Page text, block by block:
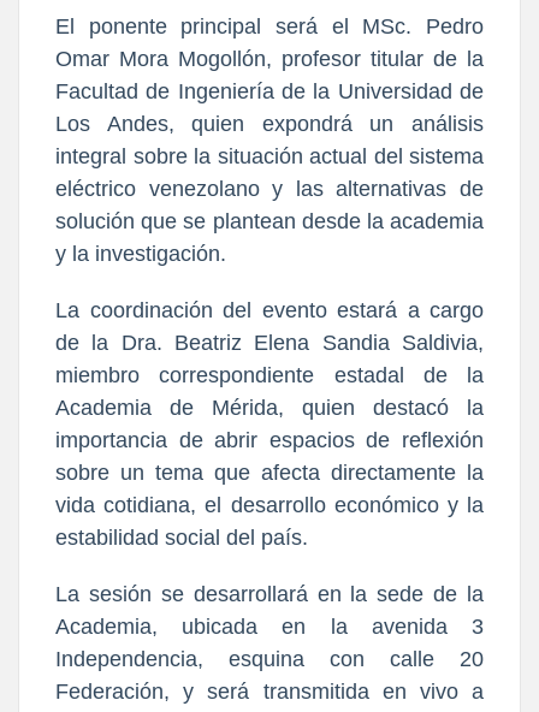
El ponente principal será el MSc. Pedro
Omar Mora Mogollón, profesor titular de la
Facultad de Ingeniería de la Universidad de
Los Andes, quien expondrá un análisis
integral sobre la situación actual del sistema
eléctrico venezolano y las alternativas de
solución que se plantean desde la academia
y la investigación.
La coordinación del evento estará a cargo
de la Dra. Beatriz Elena Sandia Saldivia,
miembro correspondiente estadal de la
Academia de Mérida, quien destacó la
importancia de abrir espacios de reflexión
sobre un tema que afecta directamente la
vida cotidiana, el desarrollo económico y la
estabilidad social del país.
La sesión se desarrollará en la sede de la
Academia, ubicada en la avenida 3
Independencia, esquina con calle 20
Federación, y será transmitida en vivo a